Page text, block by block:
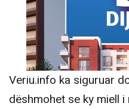
Veriu.info ka siguruar
dëshmohet se ky miell